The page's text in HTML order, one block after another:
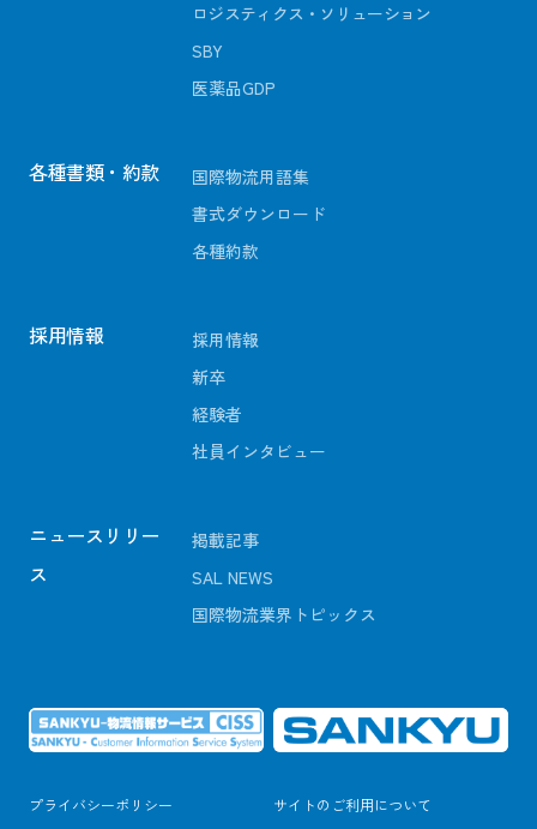
ロジスティクス・ソリューション
SBY
医薬品GDP
各種書類・約款
国際物流用語集
書式ダウンロード
各種約款
採用情報
採用情報
新卒
経験者
社員インタビュー
ニュースリリー
ス
掲載記事
SAL NEWS
国際物流業界トピックス
プライバシーポリシー サイトのご利用について